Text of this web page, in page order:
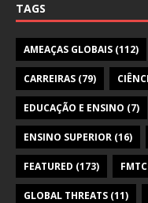
TAGS
AMEAÇAS GLOBAIS (112)
CARREIRAS (79)
EDUCAÇÃO E ENSINO (7)
ENSINO SUPERIOR (16)
FEATURED (173)
GLOBAL THREATS (11)